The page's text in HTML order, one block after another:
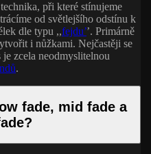
při které stínujeme
od světlejšího odstínu k
dle typu ,,fejdu’’. Primárně
i nůžkami. Nejčastěji se
zcela neodmyslitelnou
.
fade, mid fade a